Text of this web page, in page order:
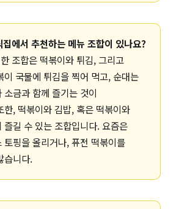
에서 추천하는 메뉴 조합이 있나요?
조합은 떡볶이와 튀김, 그리고
이 국물에 튀김을 찍어 먹고, 순대는
소금과 함께 즐기는 것이
한, 떡볶이와 김밥, 혹은 떡볶이와
즐길 수 있는 조합입니다. 요즘은
토핑을 올리거나, 퓨전 떡볶이를
습니다.